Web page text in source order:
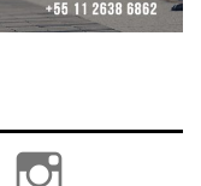
Twitter